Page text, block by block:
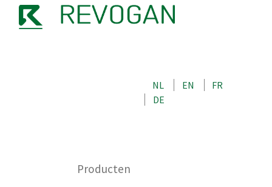
NL EN
FR
DE
Producten